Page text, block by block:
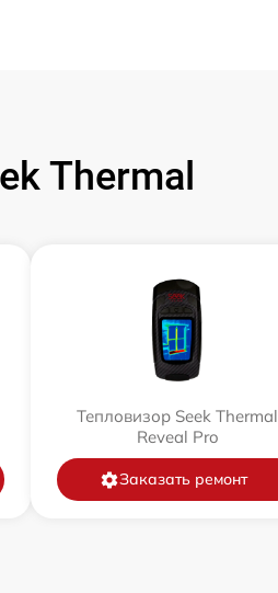
Thermal
Тепловизор Seek Thermal
Reveal Pro
Заказать ремонт